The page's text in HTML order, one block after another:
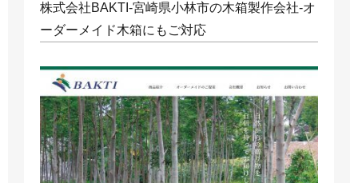
株式会社BAKTI-宮崎県小林市の木箱製作会社-オ
ーダーメイド木箱にもご対応